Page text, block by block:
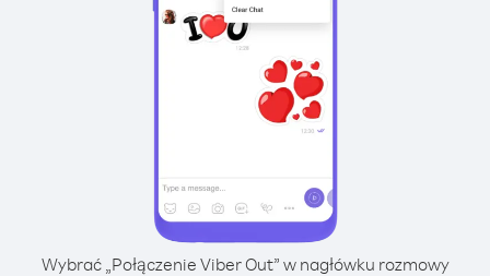
Wybrać „Połączenie Viber Out” w nagłówku rozmowy